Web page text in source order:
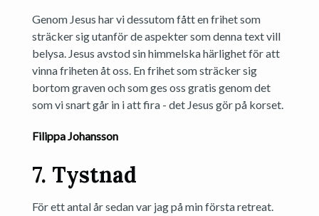
Genom Jesus har vi dessutom fått en frihet som
sträcker sig utanför de aspekter som denna text vill
belysa. Jesus avstod sin himmelska härlighet för att
vinna friheten åt oss. En frihet som sträcker sig
bortom graven och som ges oss gratis genom det
som vi snart går in i att fira - det Jesus gör på korset.
Filippa Johansson
7. Tystnad
För ett antal år sedan var jag på min första retreat.